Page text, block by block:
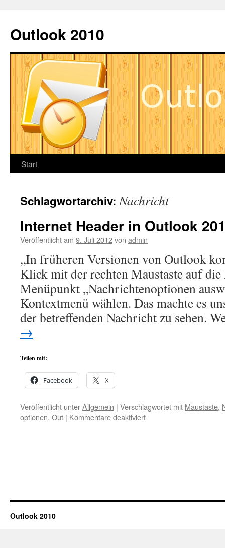
springen
Outlook 2010
Start
Schlagwortarchiv:Nachricht
Internet Header in Outlook
Veröffentlicht am 9. Juli 2012von admin
„In früheren Versionen von Outlook
Klick mit der rechten Maustaste auf
Menüpunkt „Nachrichtenoptionen
Kontextmenü wählen. Das machte es
der betreffenden Nachricht zu sehen.
→
Teilen mit:
Facebook X
Veröffentlicht unterAllgemein | Verschlagwortet mit Maustaste,
optionen, Out | Kommentare deaktiviertfür
Outlook 2010